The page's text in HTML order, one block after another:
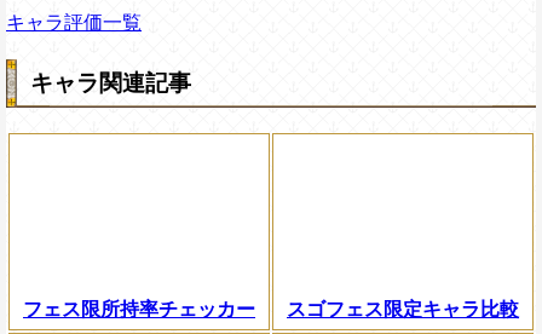
キャラ評価一覧
キャラ関連記事
フェス限所持率チェッカー スゴフェス限定キャラ比較